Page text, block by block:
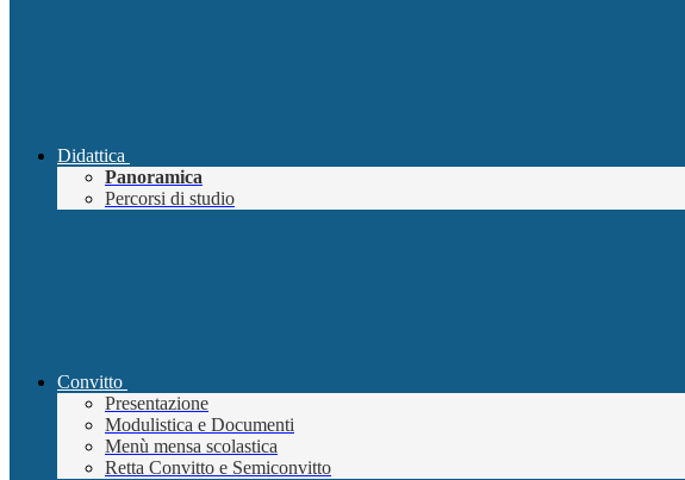
Didattica
Panoramica
Percorsi di studio
Convitto
Presentazione
Modulistica e Documenti
Menù mensa scolastica
Retta Convitto e Semiconvitto